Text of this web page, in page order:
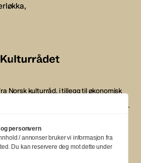
Norsk kulturråd, i tillegg til økonomisk
komponistforening og
drives etter Redaktør- og Vær Varsom-
MUSIKKMAGASIN
personvern
/ annonser bruker vi informasjon fra
Du kan reservere deg mot dette under